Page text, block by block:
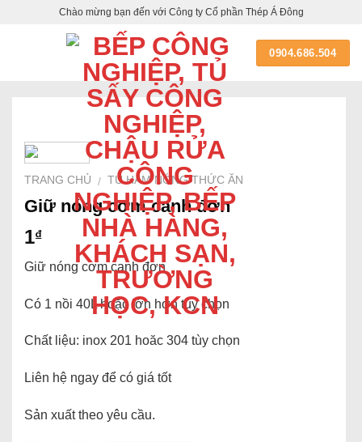
Chào mừng bạn đến với Công ty Cổ phần Thép Á Đông
0904.686.504
TRANG CHỦ / TỦ HÂM NÓNG THỨC ĂN
Giữ nóng cơm canh đơn
1₫
Giữ nóng cơm canh đơn
Có 1 nồi 40L hoặc lớn hơn tùy chọn
Chất liệu: inox 201 hoăc 304 tùy chọn
Liên hệ ngay để có giá tốt
Sản xuất theo yêu cầu.